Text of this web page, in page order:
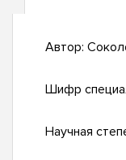
Автор:
Шифр
Научная